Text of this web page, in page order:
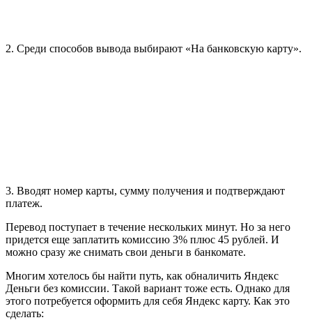
2. Среди способов вывода выбирают «На банковскую карту».
3. Вводят номер карты, сумму получения и подтверждают
платеж.
Перевод поступает в течение нескольких минут. Но за него
придется еще заплатить комиссию 3% плюс 45 рублей. И
можно сразу же снимать свои деньги в банкомате.
Многим хотелось бы найти путь, как обналичить Яндекс
Деньги без комиссии. Такой вариант тоже есть. Однако для
этого потребуется оформить для себя Яндекс карту. Как это
сделать: